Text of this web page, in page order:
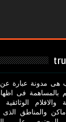
هى مدونة عبارة
بالمساهمة فى
والافلام
والمناطق الذى